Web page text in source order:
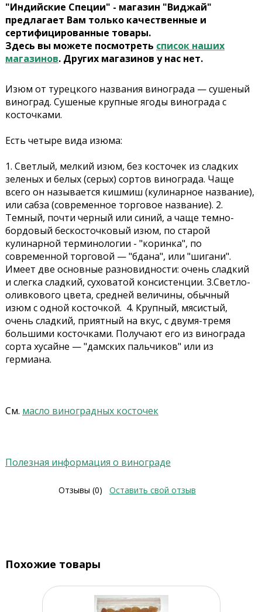
"Индийские Специи" - магазин "Виджай"
предлагает Вам только качественные и
сертифицированные товары.
Здесь вы можете посмотреть список наших
магазинов. Других магазинов у нас нет.
Изюм от турецкого названия винограда — сушеный
виноград. Сушеные крупные ягоды винограда с
косточками.
Есть четыре вида изюма:
1. Светлый, мелкий изюм, без косточек из сладких
зеленых и белых (серых) сортов винограда. Чаще
всего он называется кишмиш (кулинарное название),
или сабза (современное торговое название). 2.
Темный, почти черный или синий, а чаще темно-
бордовый бескосточковый изюм, по старой
кулинарной терминологии - "коринка", по
современной торговой — "бдана", или "шигани".
Имеет две основные разновидности: очень сладкий
и слегка сладкий, суховатой консистенции. 3.Светло-
оливкового цвета, средней величины, обычный
изюм с одной косточкой. 4. Крупный, мясистый,
очень сладкий, приятный на вкус, с двумя-тремя
большими косточками. Получают его из винограда
сорта хусайне — "дамских пальчиков" или из
гермиана.
См. масло виноградных косточек
Полезная информация о винограде
Отзывы (0) Оставить свой отзыв
Похожие товары